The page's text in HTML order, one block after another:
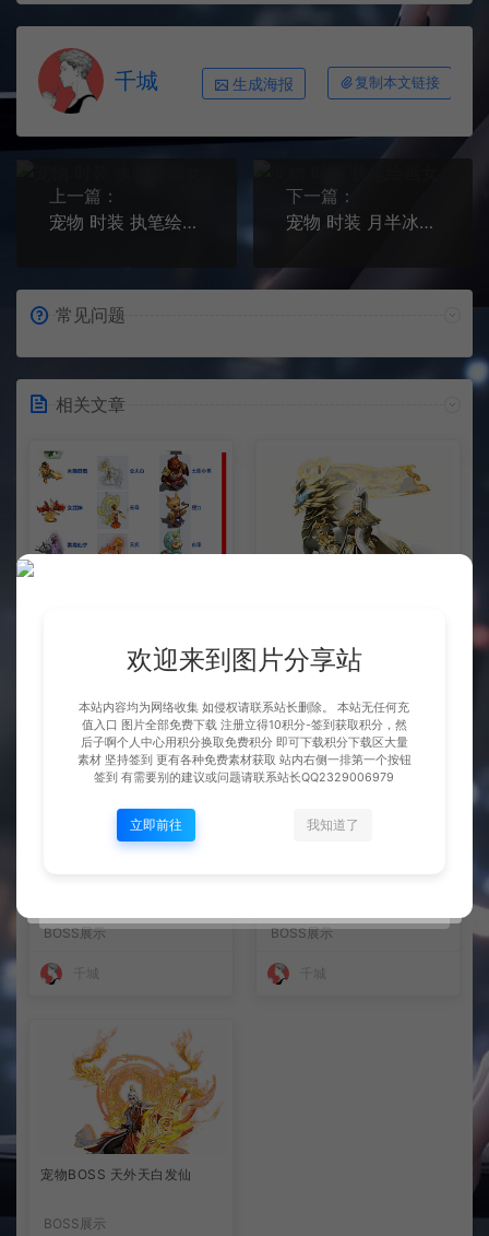
千城 生成海报 复制本文链接
上一篇：
宠物 时装 执笔绘画男
下一篇：
宠物 时装 月半冰霜仙
常见问题
相关文章
BOSS展示
BOSS展示 BOSS展示
宠物BOSS 天外天白发仙
BOSS展示
欢迎来到图片分享站
本站内容均为网络收集 如侵权请联系站长删除。 本站无任何充
值入口 图片全部免费下载 注册立得10积分-签到获取积分，然
后子啊个人中心用积分换取免费积分 即可下载积分下载区大量
素材 坚持签到 更有各种免费素材获取 站内右侧一排第一个按钮
签到 有需要别的建议或问题请联系站长QQ2329006979
立即前往 我知道了